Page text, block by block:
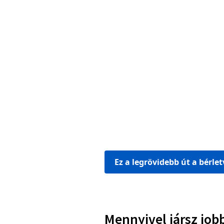
Ez a legrövidebb út a
Mennyivel jársz